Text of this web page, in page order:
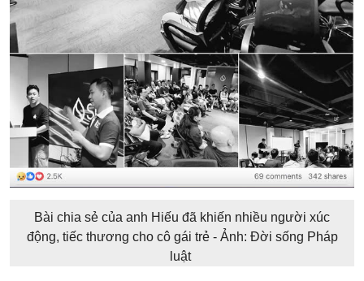
Bài chia sẻ của anh Hiếu đã khiến nhiều người xúc
động, tiếc thương cho cô gái trẻ - Ảnh: Đời sống Pháp
luật